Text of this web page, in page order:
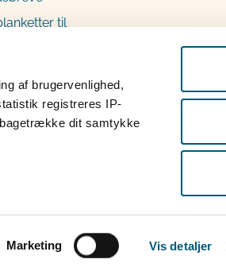
af brugervenlighed,
registreres IP-
dit samtykke
Marketing Vis detaljer
til